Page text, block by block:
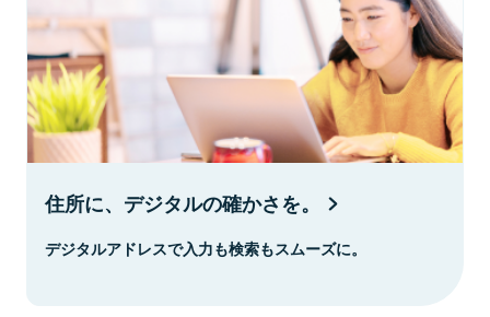
住所に、デジタルの確かさを。
デジタルアドレスで入力も検索もスムーズに。